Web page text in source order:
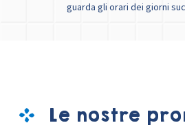
guarda gli orari dei giorni
Le nostre